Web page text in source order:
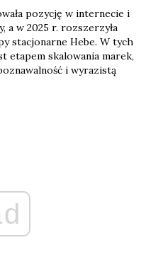
pozycję w internecie i
a w 2025 r. rozszerzyła
stacjonarne Hebe. W tych
etapem skalowania marek,
i wyrazistą